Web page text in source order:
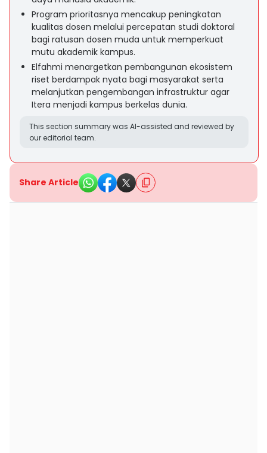
Program prioritasnya mencakup peningkatan
kualitas dosen melalui percepatan studi doktoral
bagi ratusan dosen muda untuk memperkuat
mutu akademik kampus.
Elfahmi menargetkan pembangunan ekosistem
riset berdampak nyata bagi masyarakat serta
melanjutkan pengembangan infrastruktur agar
Itera menjadi kampus berkelas dunia.
This section summary was AI-assisted and reviewed by
our editorial team.
Share Article